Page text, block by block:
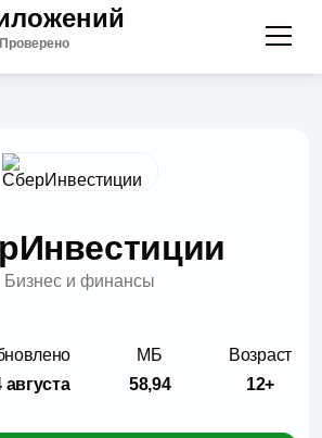
Проверено
Бизнес и финансы
августа
МБ
58,94
Возраст
12+